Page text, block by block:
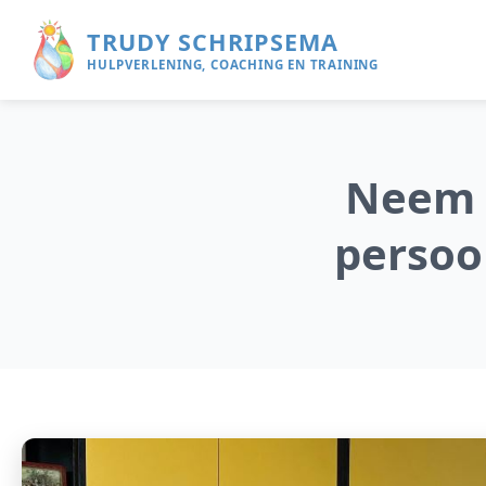
TRUDY SCHRIPSEMA
HULPVERLENING, COACHING EN TRAINING